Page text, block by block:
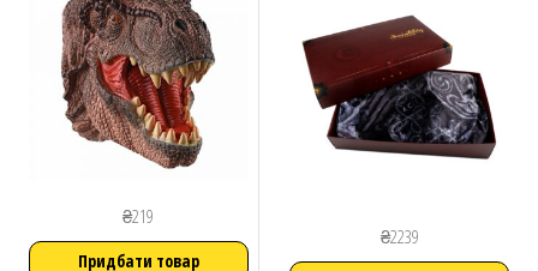
₴219
Придбати товар
₴2239